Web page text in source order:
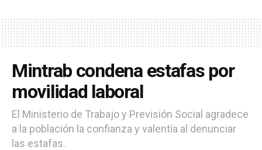
Mintrab condena estafas por
movilidad laboral
El Ministerio de Trabajo y Previsión Social agradece
a la población la confianza y valentía al denunciar
las estafas.